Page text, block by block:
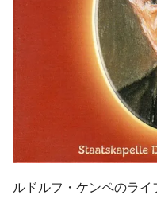
ルドルフ・ケンペのライ